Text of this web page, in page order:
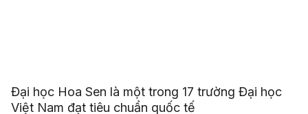
Đại học Hoa Sen là một trong 17 trường Đại học
Việt Nam đạt tiêu chuẩn quốc tế